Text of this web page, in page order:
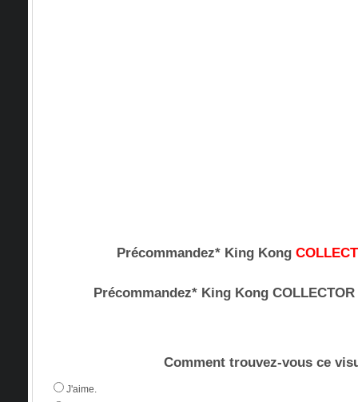
Précommandez* King Kong
Précommandez* King Kong COLLECTOR
Comment trouvez-vous ce
J'aime.